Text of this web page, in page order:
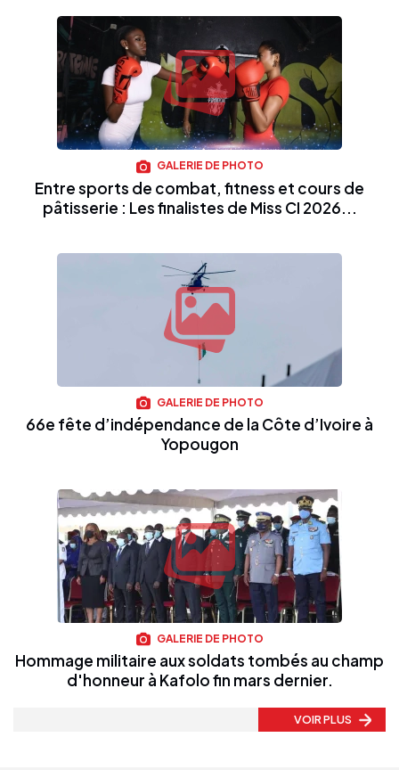
GALERIE DE PHOTO
Entre sports de combat, fitness et cours de
pâtisserie : Les finalistes de Miss CI 2026...
GALERIE DE PHOTO
66e fête d’indépendance de la Côte d’Ivoire à
Yopougon
GALERIE DE PHOTO
Hommage militaire aux soldats tombés au champ
d'honneur à Kafolo fin mars dernier.
VOIR PLUS